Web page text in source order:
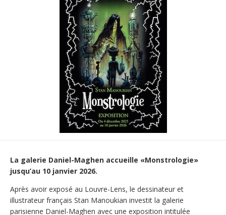
La galerie Daniel-Maghen accueille «Monstrologie»
jusqu’au 10 janvier 2026.
Après avoir exposé au Louvre-Lens, le dessinateur et
illustrateur français Stan Manoukian investit la galerie
parisienne Daniel-Maghen avec une exposition intitulée